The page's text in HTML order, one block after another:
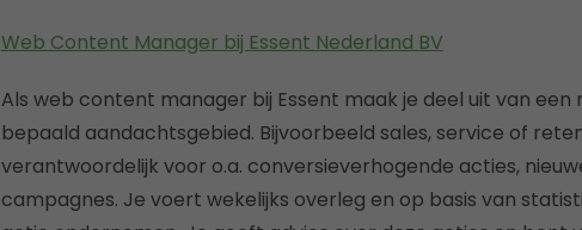
Web Content Manager bij Essent Nederland BV
Als web content manager bij Essent maak je deel uit van
bepaald aandachtsgebied. Bijvoorbeeld sales, service of
verantwoordelijk voor o.a. conversieverhogende acties,
campagnes. Je voert wekelijks overleg en op basis van